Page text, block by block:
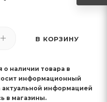
В КОРЗИНУ
наличии товара в
информационный
актуальной информацией
в магазины.